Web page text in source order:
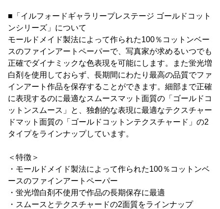
■「イルフォードギャラリープレステージ ゴールドコット
ンシリーズ」について
モールドメイド製法によって作られた100％コットンベー
スのファインアートペーパーで、写真家が求めるいつでも
正確でダイナミックな色表現を可能にします。また蛍光増
白剤を使用しておらず、長期間にわたり最高の品質でファ
インアート作品を保存することができます。細部まで正確
に表現するのに最適なスムースマット面質の「ゴールドコ
ットンスムース」と、独創的な表現に最適なテクスチャー
ドマット面質の「ゴールドコットンテクスチャード」の2
タイプをラインナップしています。
＜特徴＞
・モールドメイド製法によって作られた100％コットンベ
ースのファインアートペーパー
・蛍光増白剤不使用で作品の長期保存に最適
・スムースとテクスチャードの2面質をラインナップ